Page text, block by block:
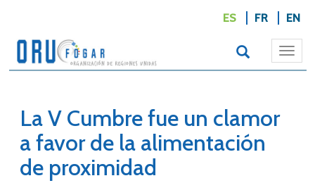
ES FR EN
La V Cumbre fue un clamor
a favor de la alimentación
de proximidad